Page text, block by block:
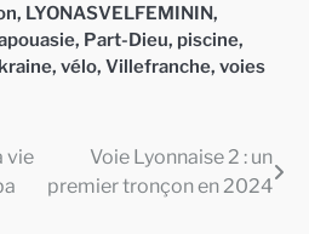
, LYONASVELFEMININ,
, Part-Dieu, piscine,
, vélo, Villefranche, voies
vie
Voie Lyonnaise 2 : un
premier tronçon en 2024